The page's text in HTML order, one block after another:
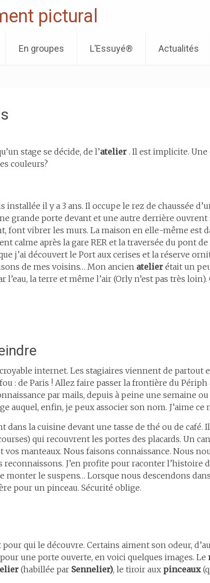
pictural
En groupes L’Essuyé® Actualités
stage se décide, de l’atelier . Il est implicite. Une
couleurs?
installée il y a 3 ans. Il occupe le rez de chaussée
grande porte devant et une autre derrière
font vibrer les murs. La maison en elle-même est
calme après la gare RER et la traversée du pont de
j’ai découvert le Port aux cerises et la réserve
de mes voisins… Mon ancien atelier était un
l’eau, la terre et même l’air (Orly n’est pas très
internet. Les stagiaires viennent de partout
: de Paris ! Allez faire passer la frontière du
par mails, depuis à peine une semaine ou
auquel, enfin, je peux associer son nom. J’aime ce
la cuisine devant une tasse de thé ou de café. Il
qui recouvrent les portes des placards. Un
vos manteaux. Nous faisons connaissance. Nous
J’en profite pour raconter l’histoire
le suspens… Lorsque nous descendons
pour un pinceau. Sécurité oblige.
qui le découvre. Certains aiment son odeur,
une porte ouverte, en voici quelques images. Le
(habillée par Sennelier), le tiroir aux pinceaux